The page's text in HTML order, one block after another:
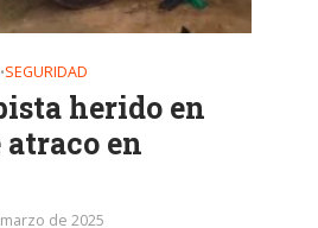
•SEGURIDAD
herido en
en
de 2025